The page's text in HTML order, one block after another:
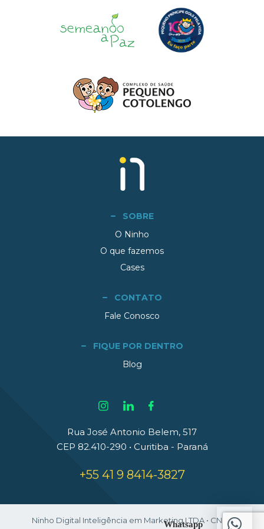
SOBRE
O Ninho
O que fazemos
Cases
CONTATO
Fale Conosco
FIQUE POR DENTRO
Blog
Rua José Antonio Belem, 517
CEP 82.410-290 • Curitiba - Paraná
+55 41 9 8414-3827
Ninho Digital Inteligência em Marketing LTDA • CNPJ:
Whatsapp